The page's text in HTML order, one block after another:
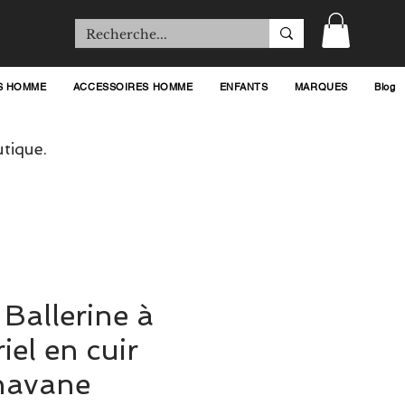
HOMME ACCESSOIRES HOMME ENFANTS MARQUES Blog
à
en cuir